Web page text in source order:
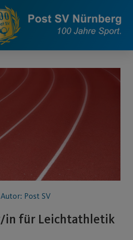
Autor: Post SV
in für Leichtathletik